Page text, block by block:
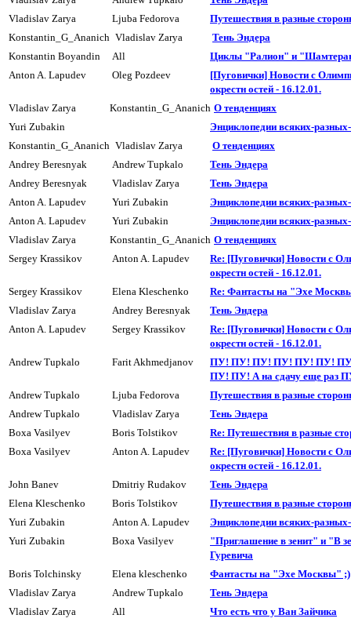
Vladislav Zarya
Ljuba Fedorova
Пyтешествия в разные
Konstantin_G_Ananich Vladislav Zarya
Тень Эндера
Konstantin Boyandin
All
Циклы "Ралион" и
Anton A. Lapudev
Oleg Pozdeev
[Пуговички] Новости с
окрестн остей - 16.12.01.
Vladislav Zarya
Konstantin_G_Ananich О тенденциях
Yuri Zubakin
Энциклопедии всяких-
Konstantin_G_Ananich Vladislav Zarya
О тенденциях
Andrey Beresnyak
Andrew Tupkalo
Тень Эндера
Andrey Beresnyak
Vladislav Zarya
Тень Эндера
Anton A. Lapudev
Yuri Zubakin
Энциклопедии всяких-
Anton A. Lapudev
Yuri Zubakin
Энциклопедии всяких-
Vladislav Zarya
Konstantin_G_Ananich О тенденциях
Sergey Krassikov
Anton A. Lapudev
Re: [Пуговички] Новости с
окрестн остей - 16.12.01.
Sergey Krassikov
Elena Kleschenko
Re: Фантасты на "Эхе
Vladislav Zarya
Andrey Beresnyak
Тень Эндера
Anton A. Lapudev
Sergey Krassikov
Re: [Пуговички] Новости с
окрестн остей - 16.12.01.
Andrew Tupkalo
Farit Akhmedjanov
ПУ! ПУ! ПУ! ПУ! ПУ! ПУ!
ПУ! ПУ! А на сдачy еще раз
Andrew Tupkalo
Ljuba Fedorova
Пyтешествия в разные
Andrew Tupkalo
Vladislav Zarya
Тень Эндера
Boxa Vasilyev
Boris Tolstikov
Re: Пyтешествия в разные
Boxa Vasilyev
Anton A. Lapudev
Re: [Пуговички] Новости с
окрестн остей - 16.12.01.
John Banev
Dmitriy Rudakov
Тень Эндера
Elena Kleschenko
Boris Tolstikov
Пyтешествия в разные
Yuri Zubakin
Anton A. Lapudev
Энциклопедии всяких-
Yuri Zubakin
Boxa Vasilyev
"Приглашение в зенит" и "В
Гуревича
Boris Tolchinsky
Elena kleschenko
Фантасты на "Эхе Москвы" ;)
Vladislav Zarya
Andrew Tupkalo
Тень Эндера
Vladislav Zarya
All
Что есть что у Ван Зайчика